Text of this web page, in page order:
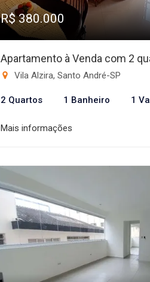
R$ 380.000
Apartamento à Venda com 2
Vila Alzira, Santo André-SP
2 Quartos 1 Banheiro 1
Mais informações